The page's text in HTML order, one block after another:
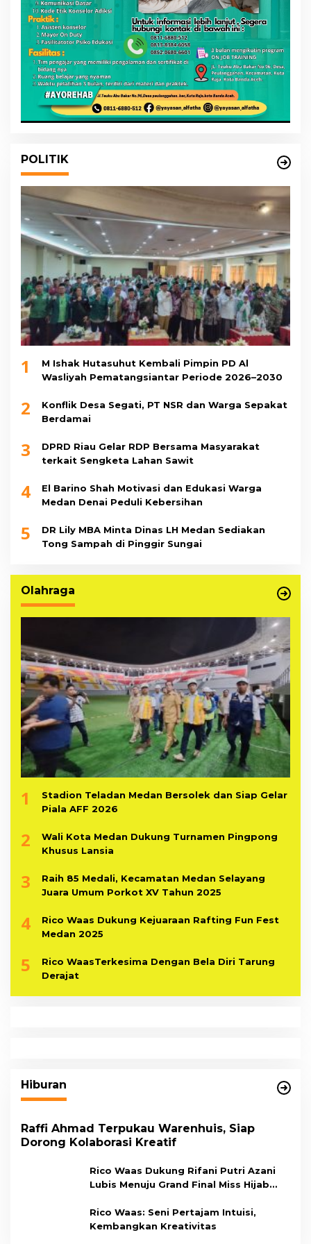
POLITIK
1
M Ishak Hutasuhut Kembali Pimpin PD Al
Wasliyah Pematangsiantar Periode 2026–2030
2
Konflik Desa Segati, PT NSR dan Warga Sepakat
Berdamai
3
DPRD Riau Gelar RDP Bersama Masyarakat
terkait Sengketa Lahan Sawit
4
El Barino Shah Motivasi dan Edukasi Warga
Medan Denai Peduli Kebersihan
5
DR Lily MBA Minta Dinas LH Medan Sediakan
Tong Sampah di Pinggir Sungai
Olahraga
1
Stadion Teladan Medan Bersolek dan Siap Gelar
Piala AFF 2026
2
Wali Kota Medan Dukung Turnamen Pingpong
Khusus Lansia
3
Raih 85 Medali, Kecamatan Medan Selayang
Juara Umum Porkot XV Tahun 2025
4
Rico Waas Dukung Kejuaraan Rafting Fun Fest
Medan 2025
5
Rico WaasTerkesima Dengan Bela Diri Tarung
Derajat
Hiburan
Raffi Ahmad Terpukau Warenhuis, Siap
Dorong Kolaborasi Kreatif
Rico Waas Dukung Rifani Putri Azani
Lubis Menuju Grand Final Miss Hijab
Rico Waas: Seni Pertajam Intuisi,
Kembangkan Kreativitas